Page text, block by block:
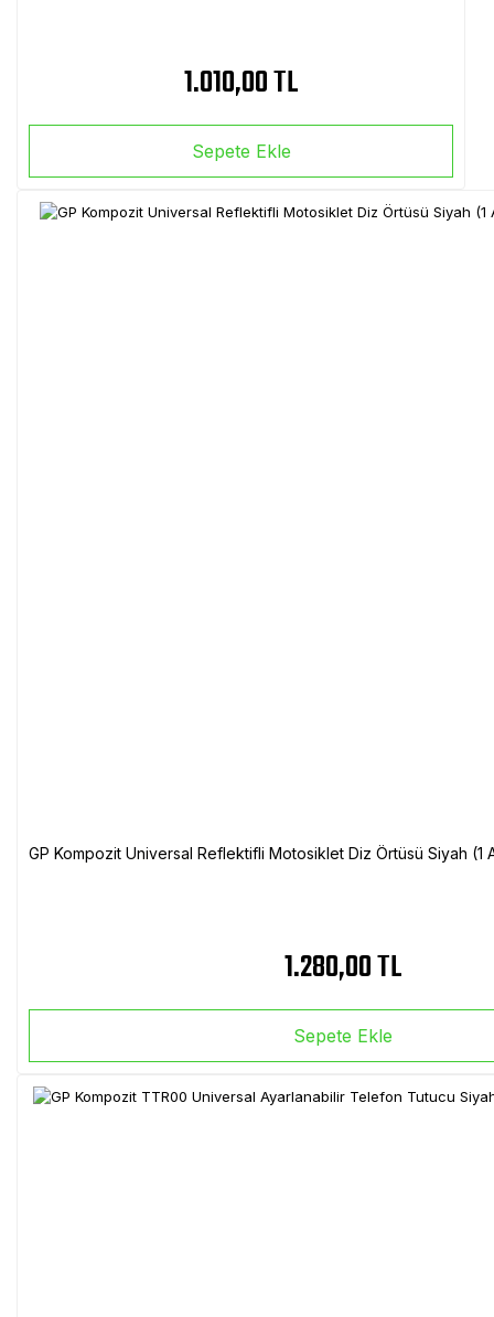
1.010,00 TL
Sepete Ekle
GP Kompozit Universal Reflektifli Motosiklet Diz Örtüsü Siyah
1.280,00 TL
Sepete Ekle